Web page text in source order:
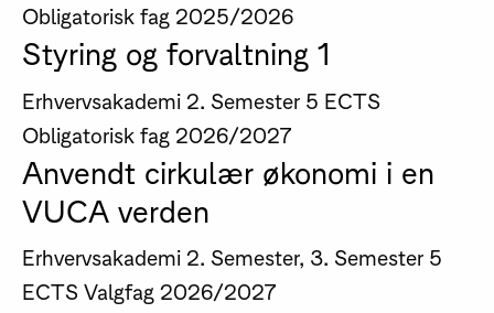
Obligatorisk fag 2025/2026
Styring og forvaltning 1
Erhvervsakademi 2. Semester 5 ECTS
Obligatorisk fag 2026/2027
Anvendt cirkulær økonomi i en
VUCA verden
Erhvervsakademi 2. Semester, 3. Semester 5
ECTS Valgfag 2026/2027